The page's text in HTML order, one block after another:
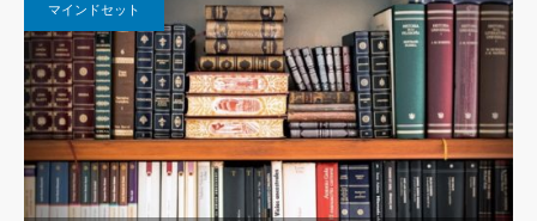
マインドセット